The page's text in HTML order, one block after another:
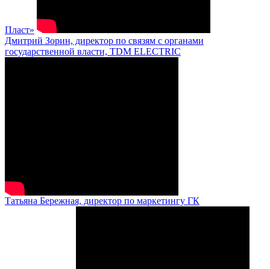
Пласт»
Дмитрий Зорин, директор по связям с органами
государственной власти, TDM ELECTRIC
Татьяна Бережная, директор по маркетингу ГК